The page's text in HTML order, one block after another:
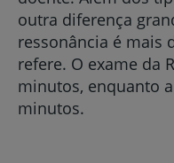
outra diferença
ressonância é mais
refere. O exame da
minutos, enquanto
minutos.